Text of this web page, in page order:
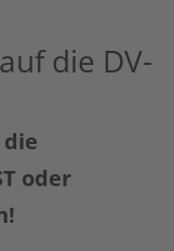
die DV-
oder